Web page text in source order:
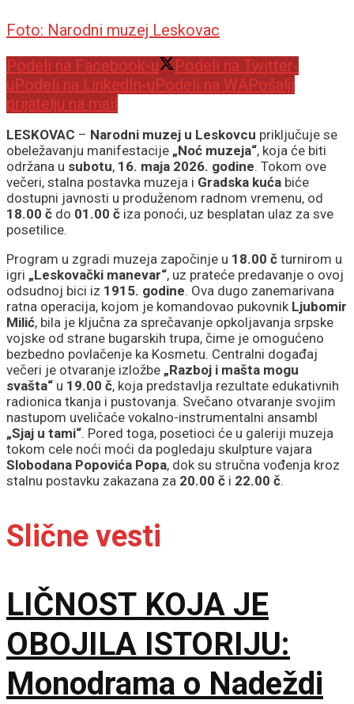
Foto: Narodni muzej Leskovac
Podeli na Facebook-u
Podeli na Twitter-
u Podeli na LinkedIn-u Podeli na WAPošalji
prijatelju na mail
LESKOVAC – Narodni muzej u Leskovcu priključuje se
obeležavanju manifestacije „Noć muzeja“, koja će biti
održana u subotu, 16. maja 2026. godine. Tokom ove
večeri, stalna postavka muzeja i Gradska kuća biće
dostupni javnosti u produženom radnom vremenu, od
18.00 č do 01.00 č iza ponoći, uz besplatan ulaz za sve
posetilice.
Program u zgradi muzeja započinje u 18.00 č turnirom u
igri „Leskovački manevar“, uz prateće predavanje o ovoj
odsudnoj bici iz 1915. godine. Ova dugo zanemarivana
ratna operacija, kojom je komandovao pukovnik Ljubomir
Milić, bila je ključna za sprečavanje opkoljavanja srpske
vojske od strane bugarskih trupa, čime je omogućeno
bezbedno povlačenje ka Kosmetu. Centralni događaj
večeri je otvaranje izložbe „Razboj i mašta mogu
svašta“ u 19.00 č, koja predstavlja rezultate edukativnih
radionica tkanja i pustovanja. Svečano otvaranje svojim
nastupom uveličaće vokalno-instrumentalni ansambl
„Sjaj u tami“. Pored toga, posetioci će u galeriji muzeja
tokom cele noći moći da pogledaju skulpture vajara
Slobodana Popovića Popa, dok su stručna vođenja kroz
stalnu postavku zakazana za 20.00 č i 22.00 č.
Slične vesti
LIČNOST KOJA JE
OBOJILA ISTORIJU:
Monodrama o Nadeždi